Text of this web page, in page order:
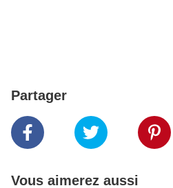
Partager
Vous aimerez aussi